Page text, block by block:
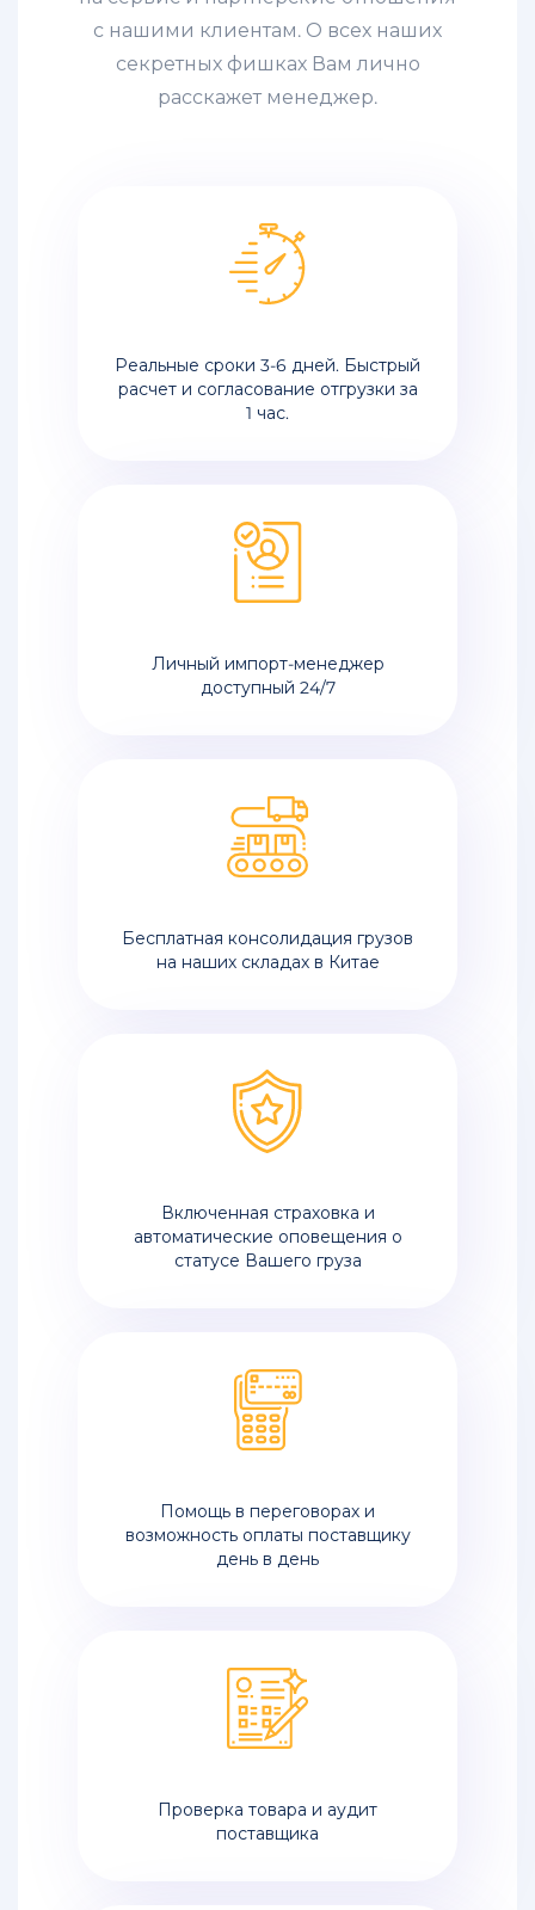
Китая
с нашими клиентам. О всех наших
секретных фишках Вам лично
расскажет менеджер.
Реальные сроки 3-6 дней. Быстрый
расчет и согласование отгрузки за
1 час.
Личный импорт-менеджер
доступный 24/7
Бесплатная консолидация грузов
на наших складах в Китае
Включенная страховка и
автоматические оповещения о
статусе Вашего груза
Помощь в переговорах и
возможность оплаты поставщику
день в день
Проверка товара и аудит
поставщика